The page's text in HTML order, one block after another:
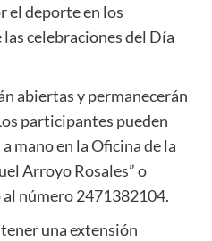
el deporte en los
celebraciones del Día
abiertas y permanecerán
participantes pueden
mano en la Oficina de la
Arroyo Rosales” o
número 2471382104.
una extensión